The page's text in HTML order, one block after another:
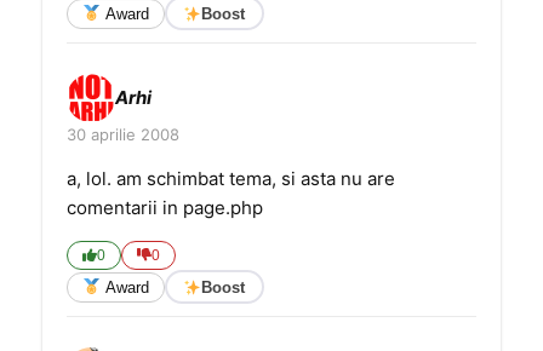
Award Boost
Arhi
30 aprilie 2008
a, lol. am schimbat tema, si asta nu are
comentarii in page.php
0 0
Award Boost